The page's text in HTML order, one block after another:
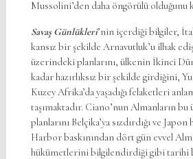
Mussolini’den daha öngörülü olduğunu
Savaş Günlükleri’nin içerdiği bilgiler,
kansız bir şekilde Arnavutluk’u ilhak
üzerindeki planlarını, ülkenin İkinci
kadar hazırlıksız bir şekilde girdiğini,
Kuzey Afrika’da yaşadığı felaketleri
taşımaktadır. Ciano’nun Almanların
planlarını Belçika’ya sızdırdığı ve
Harbor baskınından dört gün evvel
hükümetlerini bilgilendirdiği gibi tarihi